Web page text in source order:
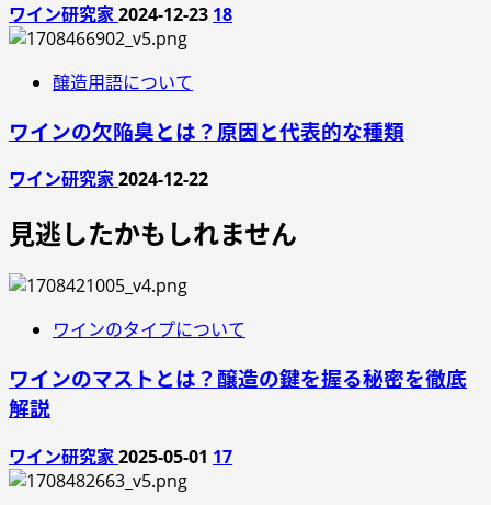
ワイン研究家2024-12-23 18
醸造用語について
ワインの欠陥臭とは？原因と代表的な種類
ワイン研究家2024-12-22
見逃したかもしれません
ワインのタイプについて
ワインのマストとは？醸造の鍵を握る秘密を徹底
解説
ワイン研究家2025-05-01 17